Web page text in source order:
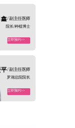
鑫/ 副主任医师
院长/种植博士
立即预约>>
平/ 副主任医师
罗湖总院院长
立即预约>>